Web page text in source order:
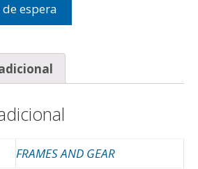
espera
FRAMES AND GEAR